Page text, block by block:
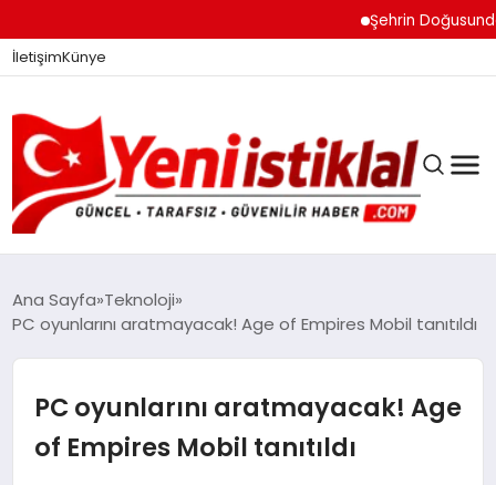
Şehrin Doğusundan
İletişimKünye
GÜNDEM
DÜNYA
Ana Sayfa Teknoloji
PC oyunlarını aratmayacak! Age of Empires Mobil tanıtıldı
PC oyunlarını aratmayacak! Age
of Empires Mobil tanıtıldı